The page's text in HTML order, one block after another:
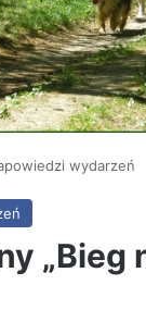
wydarzeń
„Bieg